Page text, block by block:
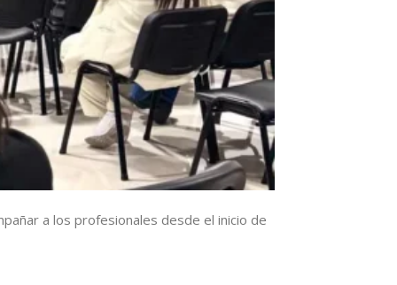
a los profesionales desde el inicio de